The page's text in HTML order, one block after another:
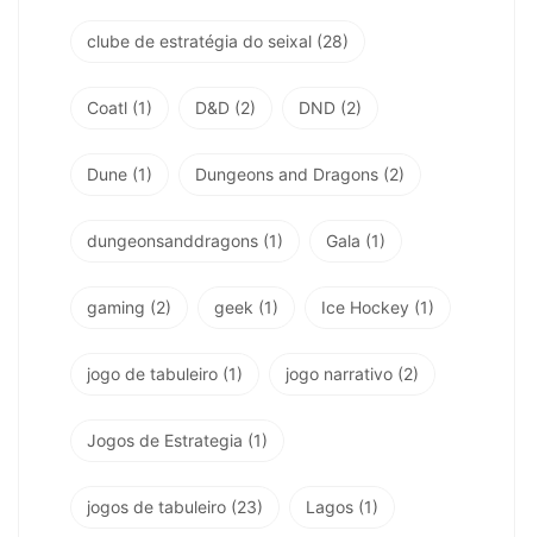
clube de estratégia do seixal (28)
Coatl (1) D&D (2) DND (2)
Dune (1) Dungeons and Dragons (2)
dungeonsanddragons (1) Gala (1)
gaming (2) geek (1) Ice Hockey (1)
jogo de tabuleiro (1) jogo narrativo (2)
Jogos de Estrategia (1)
jogos de tabuleiro (23) Lagos (1)